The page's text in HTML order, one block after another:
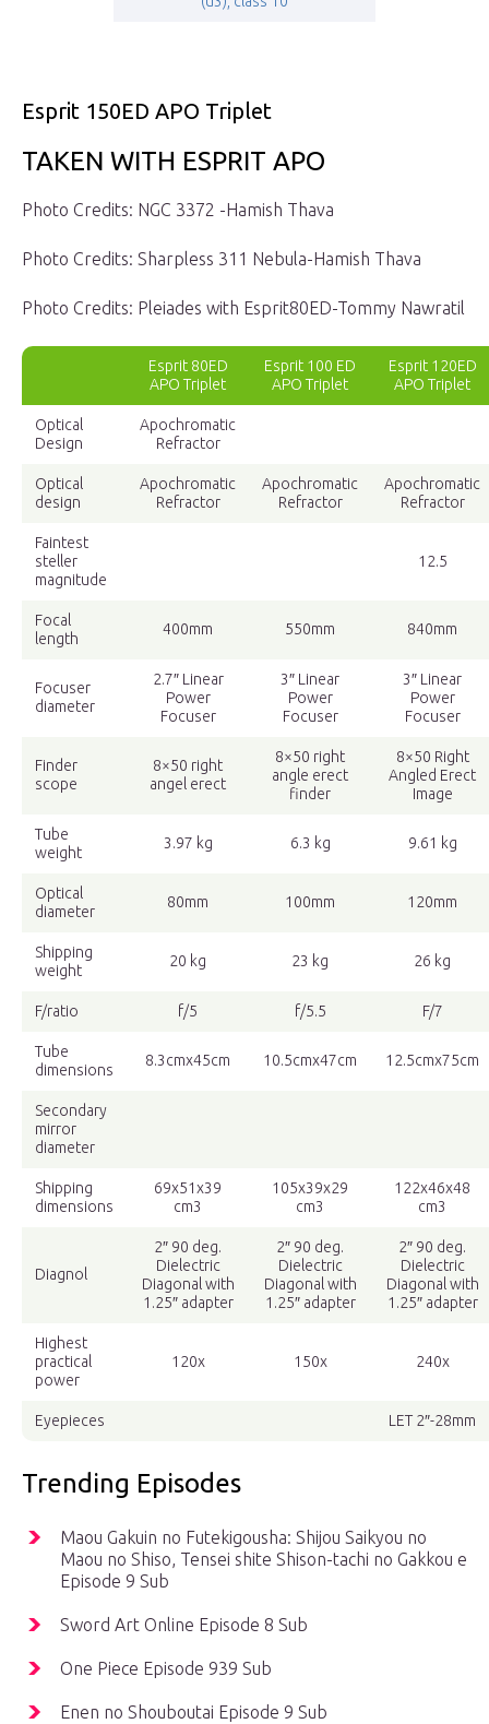
Esprit 150ED APO Triplet
TAKEN WITH ESPRIT APO
Photo Credits: NGC 3372 -Hamish Thava
Photo Credits: Sharpless 311 Nebula-Hamish Thava
Photo Credits: Pleiades with Esprit80ED-Tommy Nawratil
Esprit 80ED
APO Triplet
Esprit 100 ED
APO Triplet
Esprit 120ED
APO Triplet
Optical
Design
Apochromatic
Refractor
Optical
design
Apochromatic
Refractor
Apochromatic
Refractor
Apochromatic
Refractor
Faintest
steller
magnitude
12.5
Focal
length
400mm 550mm 840mm
Focuser
diameter
2.7″ Linear
Power
Focuser
3″ Linear
Power
Focuser
3″ Linear
Power
Focuser
Finder
scope
8×50 right
angel erect
8×50 right
angle erect
finder
8×50 Right
Angled Erect
Image
Tube
weight
3.97 kg 6.3 kg 9.61 kg
Optical
diameter
80mm 100mm 120mm
Shipping
weight
20 kg 23 kg 26 kg
F/ratio f/5 f/5.5 F/7
Tube
dimensions
8.3cmx45cm 10.5cmx47cm 12.5cmx75cm
Secondary
mirror
diameter
Shipping
dimensions
69x51x39
cm3
105x39x29
cm3
122x46x48
cm3
Diagnol
2″ 90 deg.
Dielectric
Diagonal with
1.25″ adapter
2″ 90 deg.
Dielectric
Diagonal with
1.25″ adapter
2″ 90 deg.
Dielectric
Diagonal with
1.25″ adapter
Highest
practical
power
120x 150x 240x
Eyepieces LET 2″-28mm
Trending Episodes
Maou Gakuin no Futekigousha: Shijou Saikyou no
Maou no Shiso, Tensei shite Shison-tachi no Gakkou e
Episode 9 Sub
Sword Art Online Episode 8 Sub
One Piece Episode 939 Sub
Enen no Shouboutai Episode 9 Sub